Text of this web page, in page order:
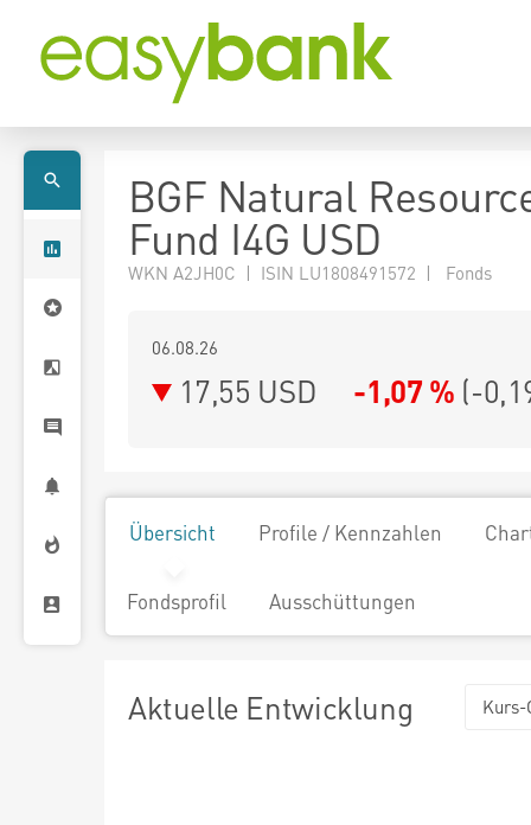
BGF Natural
Fund I4G USD
WKN A2JH0C | ISIN LU1808491572 | Fonds
06.08.26
17,55 USD -1,07 % (-
Übersicht Profile / Kennzahlen
Fondsprofil Ausschüttungen
Aktuelle Entwicklung Kurs-